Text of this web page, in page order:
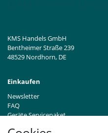
KMS Handels GmbH
Bentheimer Straße 239
48529 Nordhorn, DE
Einkaufen
Newsletter
FAQ
Geräte Servicepaket